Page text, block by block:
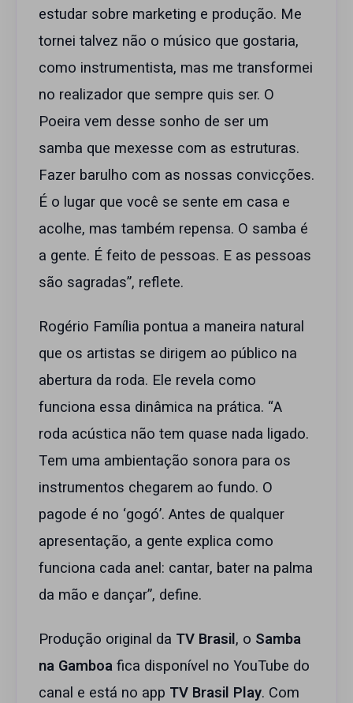
estudar sobre marketing e produção. Me
tornei talvez não o músico que gostaria,
como instrumentista, mas me transformei
no realizador que sempre quis ser. O
Poeira vem desse sonho de ser um
samba que mexesse com as estruturas.
Fazer barulho com as nossas convicções.
É o lugar que você se sente em casa e
acolhe, mas também repensa. O samba é
a gente. É feito de pessoas. E as pessoas
são sagradas”, reflete.
Rogério Família pontua a maneira natural
que os artistas se dirigem ao público na
abertura da roda. Ele revela como
funciona essa dinâmica na prática. “A
roda acústica não tem quase nada ligado.
Tem uma ambientação sonora para os
instrumentos chegarem ao fundo. O
pagode é no ‘gogó’. Antes de qualquer
apresentação, a gente explica como
funciona cada anel: cantar, bater na palma
da mão e dançar”, define.
Produção original da TV Brasil, o Samba
na Gamboafica disponível no YouTube do
canal e está no app TV Brasil Play. Com